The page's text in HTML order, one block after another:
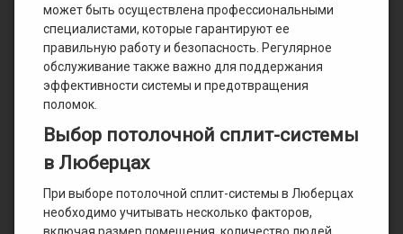
может быть осуществлена профессиональными
специалистами, которые гарантируют ее
правильную работу и безопасность. Регулярное
обслуживание также важно для поддержания
эффективности системы и предотвращения
поломок.
Выбор потолочной сплит-системы
в Люберцах
При выборе потолочной сплит-системы в Люберцах
необходимо учитывать несколько факторов,